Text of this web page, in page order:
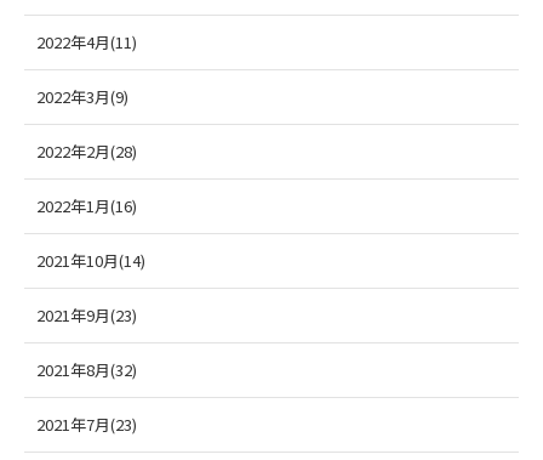
2022年4月(11)
2022年3月(9)
2022年2月(28)
2022年1月(16)
2021年10月(14)
2021年9月(23)
2021年8月(32)
2021年7月(23)